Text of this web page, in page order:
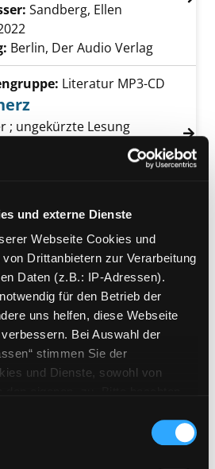
und externe Dienste
Webseite Cookies und
Drittanbietern zur Verarbeitung
Daten (z.B.: IP-Adressen).
für den Betrieb der
uns helfen, diese Webseite
Bei Auswahl der
stimmen Sie der
und Dienste, sowohl von
eine Verarbeitung in
(Länder außerhalb des EWR
Sandberg, Ellen
Berlin, Der Audio Verlag
von Kaltherz anzeigen
Literatur MP3-CD
; ungekürzte Lesung
Suche nach
Details von Das Geheimnis
Literatur MP3-CD
Lesung
Sandberg, EllenSuche nach
2021
Berlin, Der Audio Verlag
Literatur MP3-CD
Suche nach